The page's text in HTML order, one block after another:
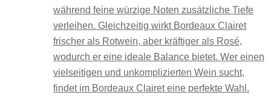
während feine würzige Noten zusätzliche Tiefe
verleihen. Gleichzeitig wirkt Bordeaux Clairet
frischer als Rotwein, aber kräftiger als Rosé,
wodurch er eine ideale Balance bietet. Wer einen
vielseitigen und unkomplizierten Wein sucht,
findet im Bordeaux Clairet eine perfekte Wahl.